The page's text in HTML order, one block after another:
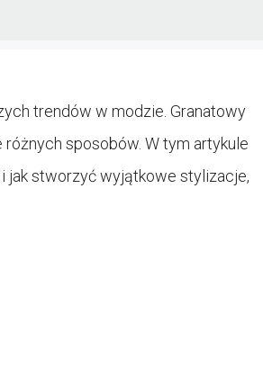
trendów w modzie. Granatowy
sposobów. W tym artykule
jak stworzyć wyjątkowe stylizacje,